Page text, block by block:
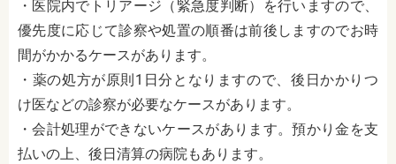
・医院内でトリアージ（緊急度判断）を行いますので、
優先度に応じて診察や処置の順番は前後しますのでお時
間がかかるケースがあります。
・薬の処方が原則1日分となりますので、後日かかりつ
け医などの診察が必要なケースがあります。
・会計処理ができないケースがあります。預かり金を支
払いの上、後日清算の病院もあります。